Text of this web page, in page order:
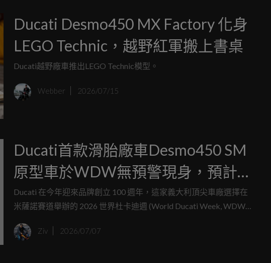
Ducati Desmo450 MX Factory 化身
LEGO Technic，越野紅軍搬上書桌
Ducati越野廠車推出LEGO Technic模型。
Webber 2026/07/15
Ducati首款滑胎廠車Desmo450 SM
原型車於WDW無預警現身，預計九
月正式發表！
Ducati 在今年迎來品牌創立 100 週年，這家義大利頂尖車廠選擇在
米薩諾賽道舉辦的 2026 世界杜卡迪週 (World Ducati Week, WDW)
Desmo450 SM 原型車首度公開亮相，這不僅是 Ducati 踏入純種競
Ziv 2026/07/07